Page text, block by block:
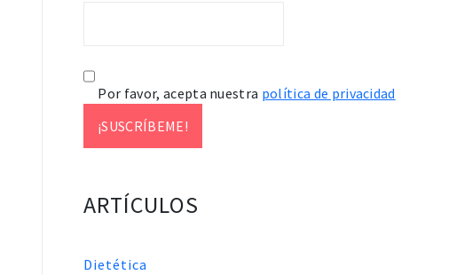
Por favor, acepta nuestra política de privacidad
ARTÍCULOS
Dietética